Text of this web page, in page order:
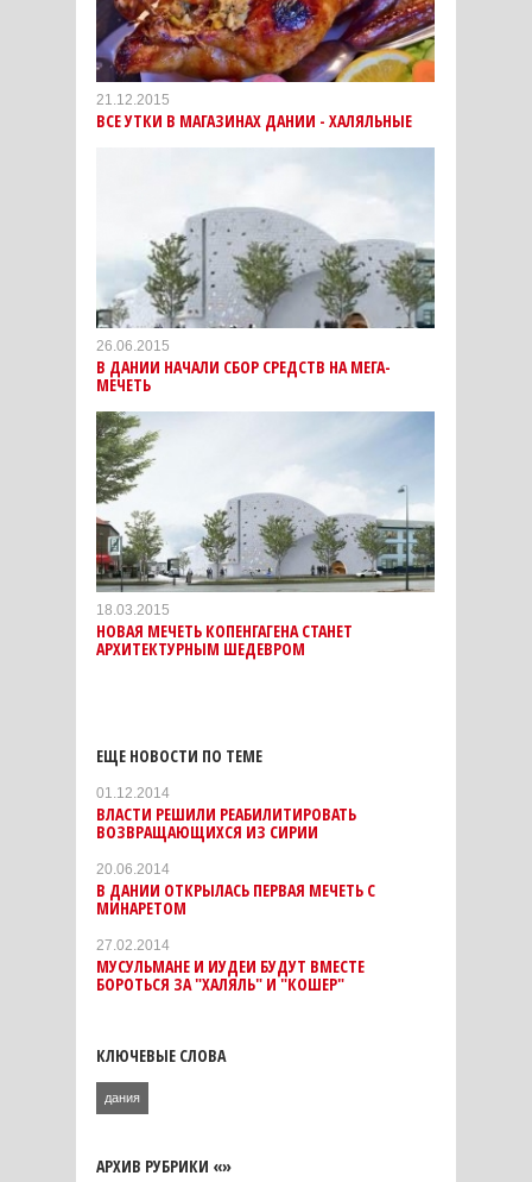
21.12.2015
ВСЕ УТКИ В МАГАЗИНАХ ДАНИИ - ХАЛЯЛЬНЫЕ
26.06.2015
В ДАНИИ НАЧАЛИ СБОР СРЕДСТВ НА МЕГА-
МЕЧЕТЬ
18.03.2015
НОВАЯ МЕЧЕТЬ КОПЕНГАГЕНА СТАНЕТ
АРХИТЕКТУРНЫМ ШЕДЕВРОМ
ЕЩЕ НОВОСТИ ПО ТЕМЕ
01.12.2014
ВЛАСТИ РЕШИЛИ РЕАБИЛИТИРОВАТЬ
ВОЗВРАЩАЮЩИХСЯ ИЗ СИРИИ
20.06.2014
В ДАНИИ ОТКРЫЛАСЬ ПЕРВАЯ МЕЧЕТЬ С
МИНАРЕТОМ
27.02.2014
МУСУЛЬМАНЕ И ИУДЕИ БУДУТ ВМЕСТЕ
БОРОТЬСЯ ЗА "ХАЛЯЛЬ" И "КОШЕР"
КЛЮЧЕВЫЕ СЛОВА
дания
АРХИВ РУБРИКИ «»